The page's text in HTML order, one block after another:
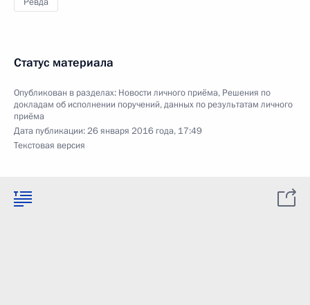
Статус материала
Опубликован в разделах: Новости личного приёма, Решения по
докладам об исполнении поручений, данных по результатам личного
приёма
Дата публикации:26 января 2016 года, 17:49
Текстовая версия